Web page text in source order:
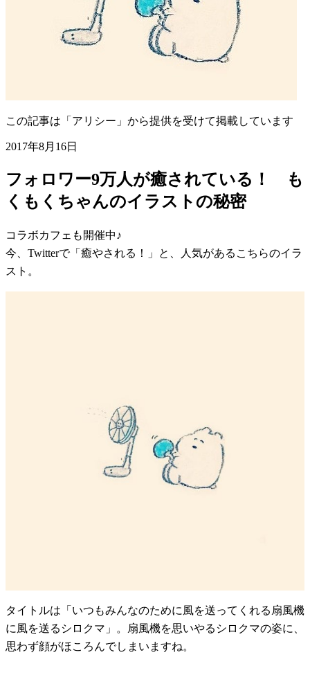
この記事は「アリシー」から提供を受けて掲載しています
2017年8月16日
フォロワー9万人が癒されている！ も
くもくちゃんのイラストの秘密
コラボカフェも開催中♪
今、Twitterで「癒やされる！」と、人気があるこちらのイラ
スト。
タイトルは「いつもみんなのために風を送ってくれる扇風機
に風を送るシロクマ」。扇風機を思いやるシロクマの姿に、
思わず顔がほころんでしまいますね。